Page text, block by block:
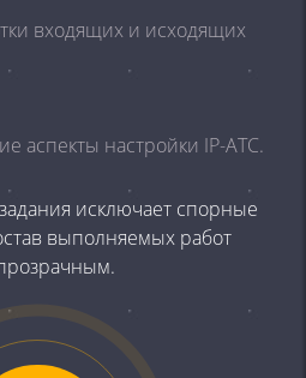
входящих и исходящих
аспекты настройки IP-АТС.
исключает спорные
выполняемых работ